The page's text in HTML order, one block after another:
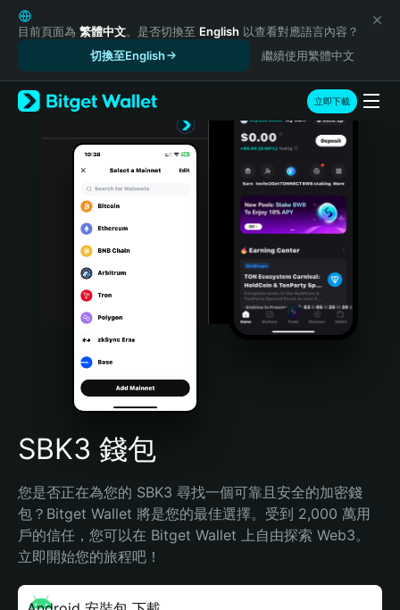
English
日本語
Русский
Español (Latinoamérica)
Türkçe
Português (Portugal)
Bahasa Indonesia
Português (Brasil)
Español (Argentina)
目前頁面為 繁體中文。是否切換至 English 以查看對應語言內容？
切換至English
繼續使用繁體中文
立即下載
SBK3 錢包
您是否正在為您的 SBK3 尋找一個可靠且安全的加密錢
包？Bitget Wallet 將是您的最佳選擇。受到 2,000 萬用
戶的信任，您可以在 Bitget Wallet 上自由探索 Web3。
立即開始您的旅程吧！